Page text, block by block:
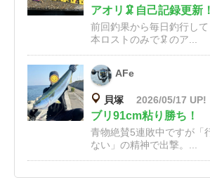
アオリ🦑自己記録更新
前回釣果から毎日釣行し
本ロストのみで🦑のア...
AFe
貝塚 2026/05/17 UP!
ブリ91cm粘り勝ち！
青物絶賛5連敗中ですが「
ない」の精神で出撃。...